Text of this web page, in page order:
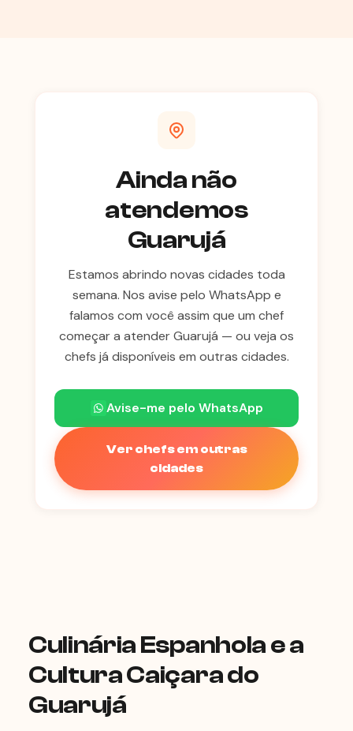
Ainda não
atendemos
Guarujá
Estamos abrindo novas cidades toda
semana. Nos avise pelo WhatsApp e
falamos com você assim que um chef
começar a atender Guarujá — ou veja os
chefs já disponíveis em outras cidades.
Avise-me pelo WhatsApp
Ver chefs em outras
cidades
Culinária Espanhola e a
Cultura Caiçara do
Guarujá